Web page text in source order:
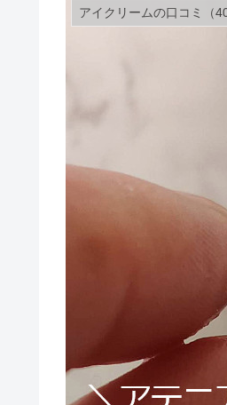
アイクリームの口コミ（